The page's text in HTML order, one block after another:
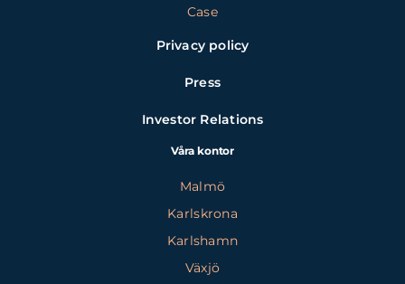
Case
Privacy policy
Press
Investor Relations
Våra kontor
Malmö
Karlskrona
Karlshamn
Växjö